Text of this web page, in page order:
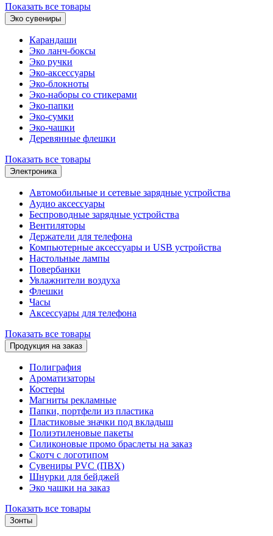
Показать все товары
Эко сувениры
Карандаши
Эко ланч-боксы
Эко ручки
Эко-аксессуары
Эко-блокноты
Эко-наборы со стикерами
Эко-папки
Эко-сумки
Эко-чашки
Деревянные флешки
Показать все товары
Электроника
Автомобильные и сетевые зарядные устройства
Аудио аксессуары
Беспроводные зарядные устройства
Вентиляторы
Держатели для телефона
Компьютерные аксессуары и USB устройства
Настольные лампы
Повербанки
Увлажнители воздуха
Флешки
Часы
Аксессуары для телефона
Показать все товары
Продукция на заказ
Полиграфия
Ароматизаторы
Костеры
Магниты рекламные
Папки, портфели из пластика
Пластиковые значки под вкладыш
Полиэтиленовые пакеты
Силиконовые промо браслеты на заказ
Скотч с логотипом
Сувениры PVC (ПВХ)
Шнурки для бейджей
Эко чашки на заказ
Показать все товары
Зонты